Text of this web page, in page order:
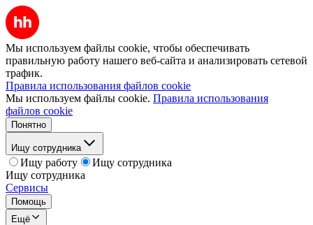
Мы используем файлы cookie, чтобы обеспечивать
правильную работу нашего веб-сайта и анализировать сетевой
трафик.
Правила использования файлов cookie
Мы используем файлы cookie. Правила использования
файлов cookie
Понятно
Ищу сотрудника
Ищу работу
Ищу сотрудника
Ищу сотрудника
Сервисы
Помощь
Ещё